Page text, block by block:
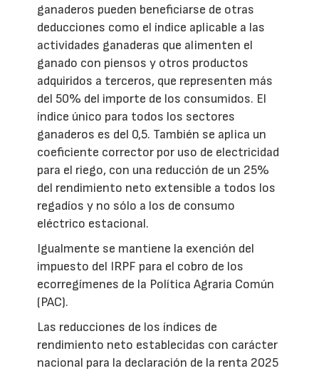
ganaderos pueden beneficiarse de otras
deducciones como el índice aplicable a las
actividades ganaderas que alimenten el
ganado con piensos y otros productos
adquiridos a terceros, que representen más
del 50% del importe de los consumidos. El
índice único para todos los sectores
ganaderos es del 0,5. También se aplica un
coeficiente corrector por uso de electricidad
para el riego, con una reducción de un 25%
del rendimiento neto extensible a todos los
regadíos y no sólo a los de consumo
eléctrico estacional.
Igualmente se mantiene la exención del
impuesto del IRPF para el cobro de los
ecorregímenes de la Política Agraria Común
(PAC).
Las reducciones de los índices de
rendimiento neto establecidas con carácter
nacional para la declaración de la renta 2025